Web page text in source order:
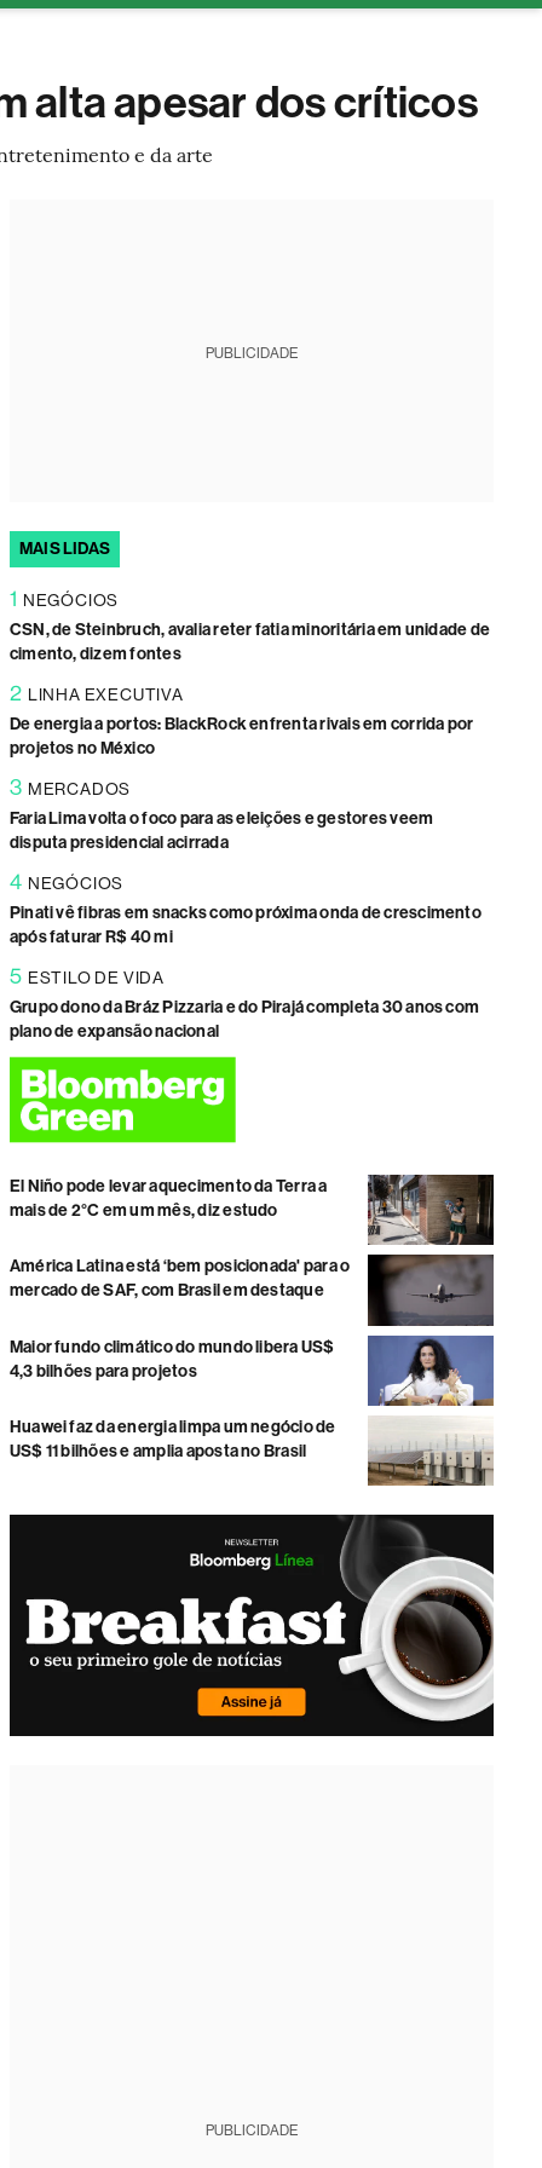
alta apesar dos críticos
e da arte
PUBLICIDADE
MAIS LIDAS
1 NEGÓCIOS
CSN, de Steinbruch, avalia reter fatia minoritária em unidade de
cimento, dizem fontes
2 LINHA EXECUTIVA
De energia a portos: BlackRock enfrenta rivais em corrida por
projetos no México
3 MERCADOS
Faria Lima volta o foco para as eleições e gestores veem
disputa presidencial acirrada
4 NEGÓCIOS
Pinati vê fibras em snacks como próxima onda de crescimento
após faturar R$ 40 mi
5 ESTILO DE VIDA
Grupo dono da Bráz Pizzaria e do Pirajá completa 30 anos com
plano de expansão nacional
El Niño pode levar aquecimento da Terra a
mais de 2°C em um mês, diz estudo
América Latina está ‘bem posicionada' para o
mercado de SAF, com Brasil em destaque
Maior fundo climático do mundo libera US$
4,3 bilhões para projetos
Huawei faz da energia limpa um negócio de
US$ 11 bilhões e amplia aposta no Brasil
PUBLICIDADE